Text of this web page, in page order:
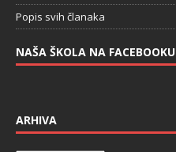
Popis svih članaka
NAŠA ŠKOLA NA FACEBOOKU
ARHIVA